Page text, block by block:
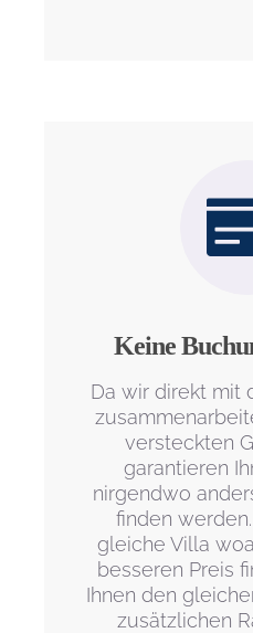
Keine
Da wir direkt mit
versteckten
garantieren
nirgendwo
finden
gleiche Villa
besseren Preis
Ihnen den
zusätzlichen